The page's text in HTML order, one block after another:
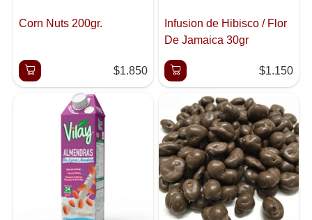
Corn Nuts 200gr.
$1.850
Infusion de Hibisco / Flor
De Jamaica 30gr
$1.150